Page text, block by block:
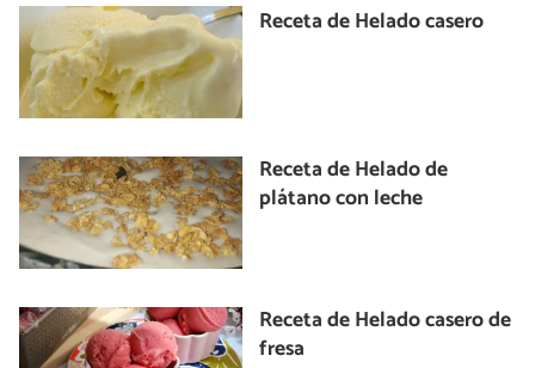
Receta de Helado casero
Receta de Helado de
plátano con leche
Receta de Helado casero de
fresa